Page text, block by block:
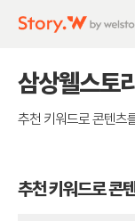
삼상웰스토
추천 키워드로 콘텐츠
추천 키워드로 콘